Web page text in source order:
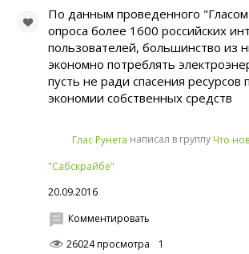
По данным проведенного
опроса более 1600 российских
пользователей, большинство из
экономно потреблять
пусть не ради спасения ресурсов
экономии собственных средств
Глас Рунета написал в группу Что
"Сабскрайбе"
20.09.2016
Комментировать
26024 просмотра
1